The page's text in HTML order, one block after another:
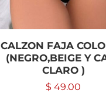
CALZON FAJA
(NEGRO,BEIGE Y
CLARO )
$ 49.00